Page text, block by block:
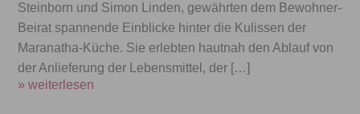
Steinborn und Simon Linden, gewährten dem Bewohner-
Beirat spannende Einblicke hinter die Kulissen der
Maranatha-Küche. Sie erlebten hautnah den Ablauf von
der Anlieferung der Lebensmittel, der […]
» weiterlesen